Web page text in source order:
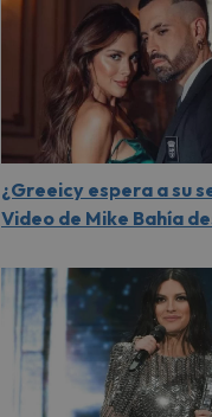
¿Greeicy espera a su
Video de Mike Bahía